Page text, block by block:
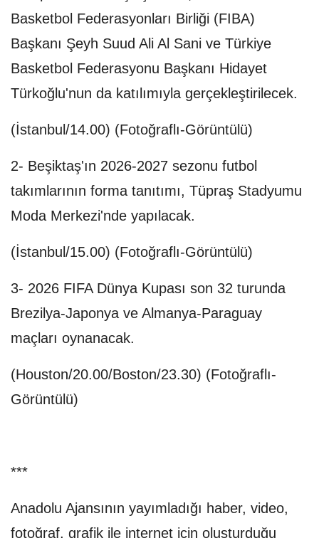
Basketbol Federasyonları Birliği (FIBA)
Başkanı Şeyh Suud Ali Al Sani ve Türkiye
Basketbol Federasyonu Başkanı Hidayet
Türkoğlu'nun da katılımıyla gerçekleştirilecek.
(İstanbul/14.00) (Fotoğraflı-Görüntülü)
2- Beşiktaş'ın 2026-2027 sezonu futbol
takımlarının forma tanıtımı, Tüpraş Stadyumu
Moda Merkezi'nde yapılacak.
(İstanbul/15.00) (Fotoğraflı-Görüntülü)
3- 2026 FIFA Dünya Kupası son 32 turunda
Brezilya-Japonya ve Almanya-Paraguay
maçları oynanacak.
(Houston/20.00/Boston/23.30) (Fotoğraflı-
Görüntülü)
***
Anadolu Ajansının yayımladığı haber, video,
fotoğraf, grafik ile internet için oluşturduğu